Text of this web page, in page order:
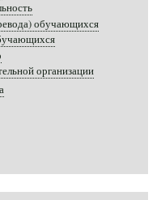
обучающихся
организации